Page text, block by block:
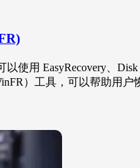
使用 EasyRecovery、
）工具，可以帮助用